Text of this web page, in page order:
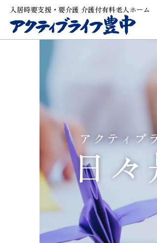
入居時要支援・要介護 介護付有料老人ホーム